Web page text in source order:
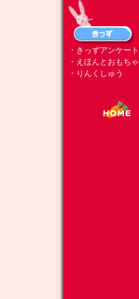
・きっずアンケート
・えほんとおもちゃ
・りんくしゅう